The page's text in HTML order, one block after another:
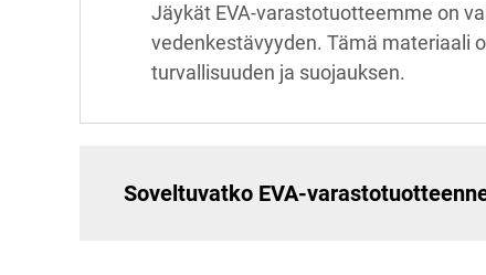
Jäykät EVA-varastotuotteemme on
vedenkestävyyden. Tämä materiaali
turvallisuuden ja suojauksen.
Soveltuvatko EVA-